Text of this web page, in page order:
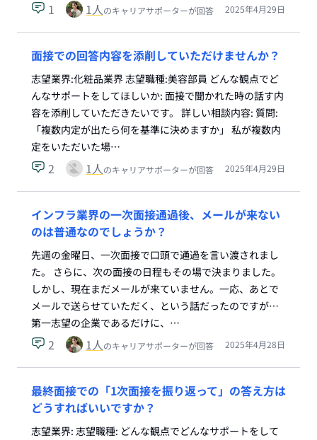
1 1人のキャリアサポーターが回答 2025年4月29日
面接での回答内容を添削していただけませんか？
志望業界:化粧品業界 志望職種:美容部員 どんな観点でど
んなサポートをしてほしいか: 面接で聞かれた時の話す内
容を添削していただきたいです。 詳しい相談内容: 質問:
「複数内定が出たら何を基準に決めますか」 私が複数内
定をいただいた場…
2 1人のキャリアサポーターが回答 2025年4月29日
インフラ業界の一次面接通過後、メールが来ない
のは普通なのでしょうか？
先週の金曜日、一次面接で口頭で通過を言い渡されまし
た。 さらに、次の面接の日程もその場で決まりました。
しかし、現在まだメールが来ていません。一応、あとで
メールで送らせていただく、という話だったのですが…
第一志望の企業であるだけに、…
2 1人のキャリアサポーターが回答 2025年4月28日
最終面接での「1次面接を振り返って」の答え方は
どうすればいいですか？
志望業界: 志望職種: どんな観点でどんなサポートをして